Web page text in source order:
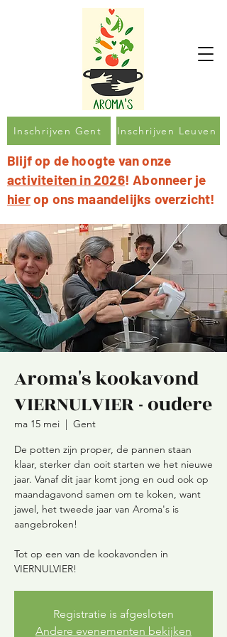
Inschrijven Gent Inschrijven Leuven
Blijf op de hoogte van onze
activiteiten in 2026! Abonneer je
hierop ons maandelijks overzicht!
Aroma's kookavond
VIERNULVIER - oudere
ma 15 mei
  |
Gent
De potten zijn proper, de pannen staan
klaar, sterker dan ooit starten we het nieuwe
jaar. Vanaf dit jaar komt jong en oud ook op
maandagavond samen om te koken, want
jawel, het tweede jaar van Aroma's is
aangebroken!
Tot op een van de kookavonden in
VIERNULVIER!
Registratie is afgesloten
Andere evenementen bekijken